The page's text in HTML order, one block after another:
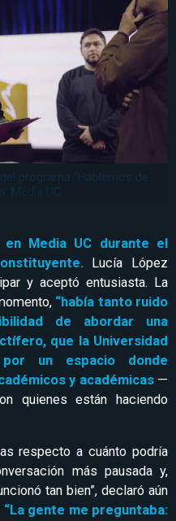
programa "Hablemos de
Media UC.
en Media UC durante el
Lucía López
y aceptó entusiasta. La
“había tanto ruido
de abordar una
que la Universidad
un espacio donde
y académicas —
quienes están haciendo
respecto a cuánto podría
más pausada y,
tan bien”, declaró aún
“La gente me preguntaba: